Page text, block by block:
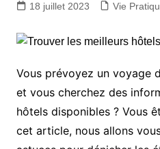
18 juillet 2023 Vie
Vous prévoyez un voyage
et vous cherchez des
hôtels disponibles ? Vous
cet article, nous allons